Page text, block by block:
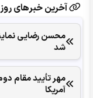
آخرین خبرهای روز
محسن رضایی
شد
مهر تأیید مقام
آمریکا